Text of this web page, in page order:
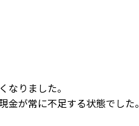
りました。
が常に不足する状態でした。